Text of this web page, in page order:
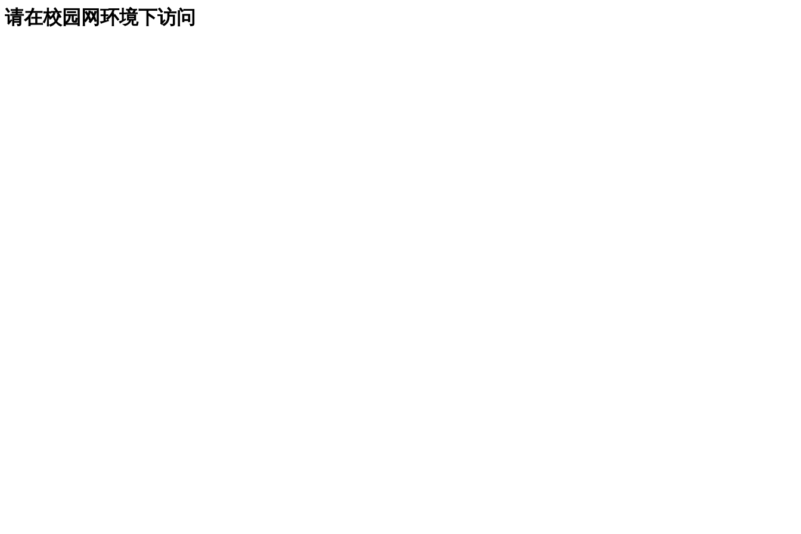
请在校园网环境下访问